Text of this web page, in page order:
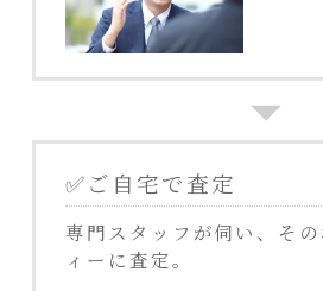
✅ご自宅で査定
専門スタッフが伺い、そ
ィーに査定。